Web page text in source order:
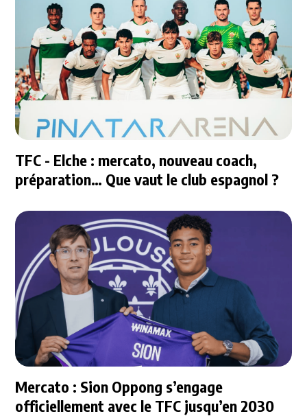
TFC - Elche : mercato, nouveau coach,
préparation… Que vaut le club espagnol ?
Mercato : Sion Oppong s’engage
officiellement avec le TFC jusqu’en 2030